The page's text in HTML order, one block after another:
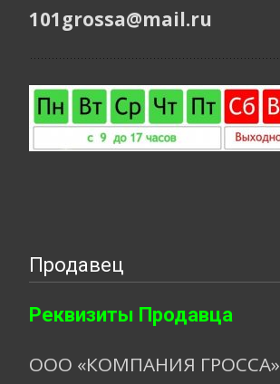
101grossa@mail.ru
Продавец
Реквизиты Продавца
ООО «КОМПАНИЯ ГРОССА»